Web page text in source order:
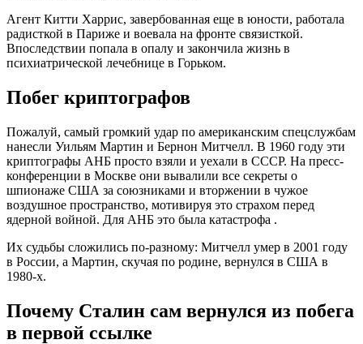
Агент Китти Харрис, завербованная еще в юности, работала
радисткой в Париже и воевала на фронте связисткой.
Впоследствии попала в опалу и закончила жизнь в
психиатрической лечебнице в Горьком.
Побег криптографов
Пожалуй, самый громкий удар по американским спецслужбам
нанесли Уильям Мартин и Бернон Митчелл. В 1960 году эти
криптографы АНБ просто взяли и уехали в СССР. На пресс-
конференции в Москве они вывалили все секреты о
шпионаже США за союзниками и вторжении в чужое
воздушное пространство, мотивируя это страхом перед
ядерной войной. Для АНБ это была катастрофа .
Их судьбы сложились по-разному: Митчелл умер в 2001 году
в России, а Мартин, скучая по родине, вернулся в США в
1980-х.
Почему Сталин сам вернулся из побега
в первой ссылке